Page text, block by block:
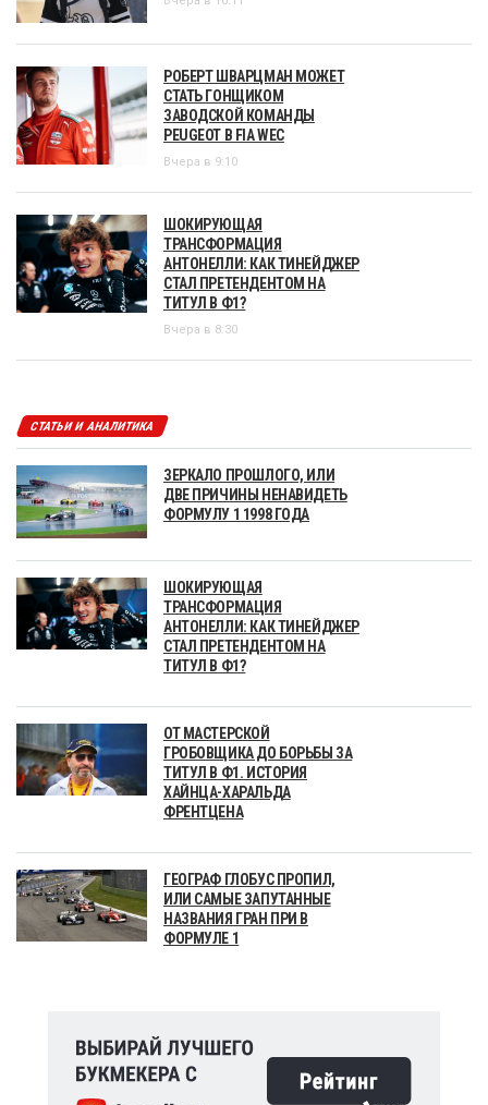
РОБЕРТ ШВАРЦМАН МОЖЕТ
СТАТЬ ГОНЩИКОМ
ЗАВОДСКОЙ КОМАНДЫ
PEUGEOT В FIA WEC
Вчера в 9:10
ШОКИРУЮЩАЯ
ТРАНСФОРМАЦИЯ
АНТОНЕЛЛИ: КАК ТИНЕЙДЖЕР
СТАЛ ПРЕТЕНДЕНТОМ НА
ТИТУЛ В Ф1?
Вчера в 8:30
СТАТЬИ И АНАЛИТИКА
ЗЕРКАЛО ПРОШЛОГО, ИЛИ
ДВЕ ПРИЧИНЫ НЕНАВИДЕТЬ
ФОРМУЛУ 1 1998 ГОДА
ШОКИРУЮЩАЯ
ТРАНСФОРМАЦИЯ
АНТОНЕЛЛИ: КАК ТИНЕЙДЖЕР
СТАЛ ПРЕТЕНДЕНТОМ НА
ТИТУЛ В Ф1?
ОТ МАСТЕРСКОЙ
ГРОБОВЩИКА ДО БОРЬБЫ ЗА
ТИТУЛ В Ф1. ИСТОРИЯ
ХАЙНЦА-ХАРАЛЬДА
ФРЕНТЦЕНА
ГЕОГРАФ ГЛОБУС ПРОПИЛ,
ИЛИ САМЫЕ ЗАПУТАННЫЕ
НАЗВАНИЯ ГРАН ПРИ В
ФОРМУЛЕ 1